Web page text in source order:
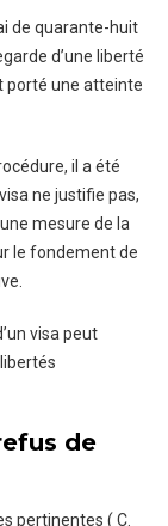
de quarante-huit
d’une liberté
porté une atteinte
il a été
ne justifie pas,
mesure de la
le fondement de
visa peut
de
pertinentes ( C.